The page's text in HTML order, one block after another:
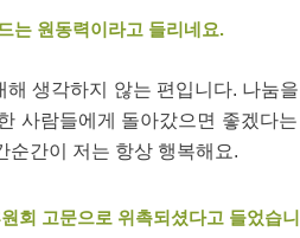
는 원동력이라고 들리네요.
생각하지 않는 편입니다. 나눔
사람들에게 돌아갔으면 좋겠다
순간이 저는 항상 행복해요.
회 고문으로 위촉되셨다고 들었습